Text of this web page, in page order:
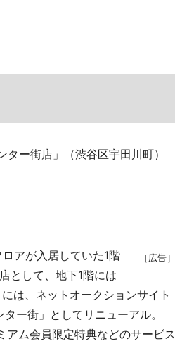
ー街店」（渋谷区宇田川町）
［広告］
アが入居していた1階
として、地下1階には
は、ネットオークションサイト
ー街」としてリニューアル。
アム会員限定特典などのサービス